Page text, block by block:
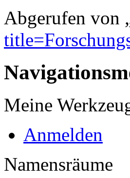
Abgerufen von
Meine
Anmelden
Namensräume